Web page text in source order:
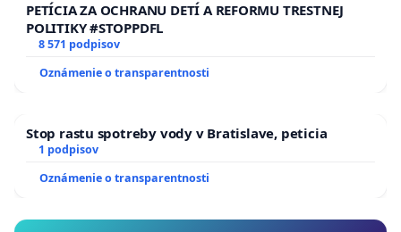
PETÍCIA ZA OCHRANU DETÍ A REFORMU TRESTNEJ
POLITIKY #STOPPDFL
8 571 podpisov
Oznámenie o transparentnosti
Stop rastu spotreby vody v Bratislave, peticia
1 podpisov
Oznámenie o transparentnosti